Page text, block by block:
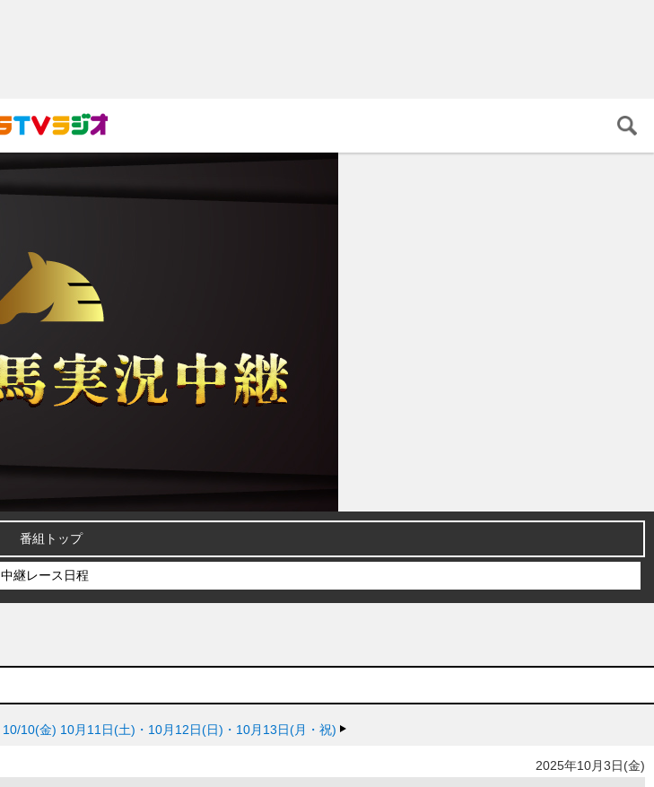
番組トップ
中継レース日程
10/10(金) 10月11日(土)・10月12日(日)・10月13日(月・祝)
2025年10月3日(金)